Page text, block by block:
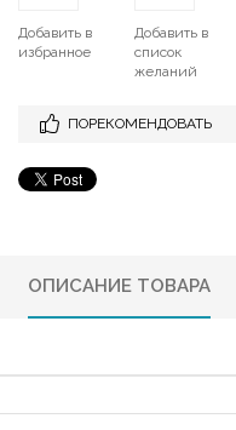
Добавить в
избранное
Добавить в
список
желаний
ПОРЕКОМЕНДОВАТЬ
ОПИСАНИЕ ТОВАРА